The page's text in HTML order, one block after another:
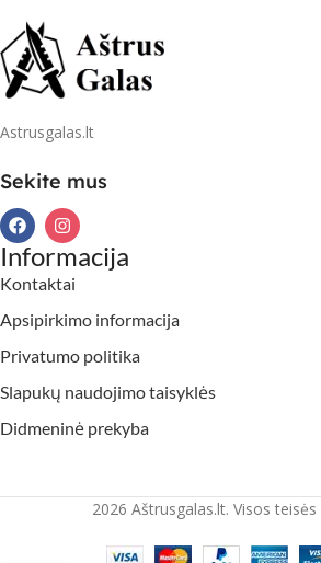
Astrusgalas.lt
Sekite mus
Informacija
Kontaktai
Apsipirkimo informacija
Privatumo politika
Slapukų naudojimo taisyklės
Didmeninė prekyba
2026 Aštrusgalas.lt. Visos